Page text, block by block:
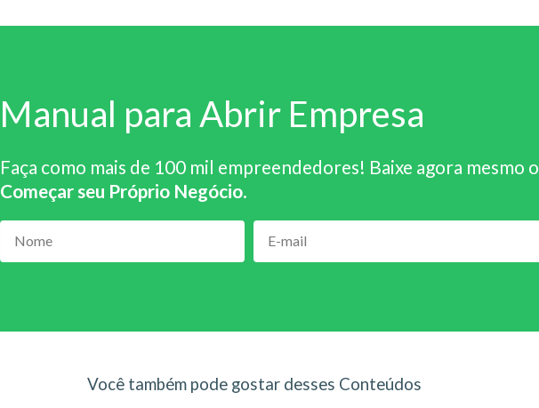
Manual para Abrir Empresa
Faça como mais de 100 mil empreendedores! Baixe agora mesmo o
Começar seu Próprio Negócio.
Você também pode gostar desses Conteúdos